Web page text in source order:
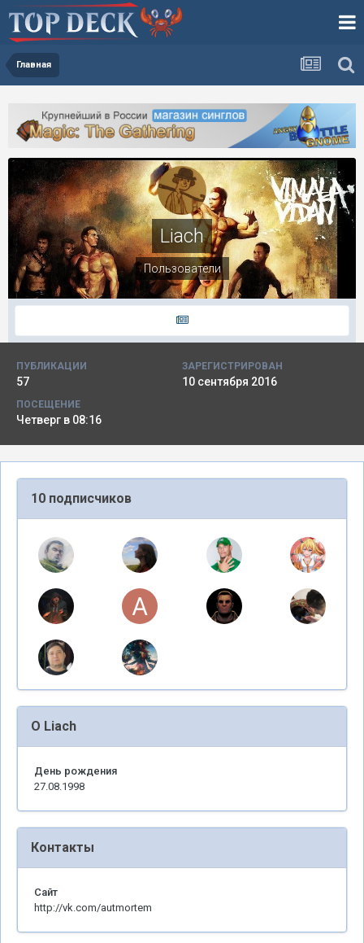
Главная
Liach
Пользователи
ПУБЛИКАЦИИ
57
ЗАРЕГИСТРИРОВАН
10 сентября 2016
ПОСЕЩЕНИЕ
Четверг в 08:16
10 подписчиков
О Liach
День рождения
27.08.1998
Контакты
Сайт
http://vk.com/autmortem